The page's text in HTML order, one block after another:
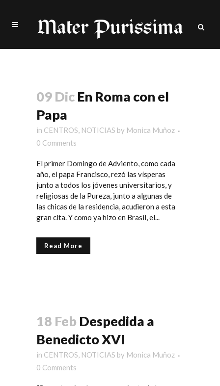
09 Dic En Roma con el
Papa
in CENTROS, NOTICIAS by Monica Muñoz
0 Comments
El primer Domingo de Adviento, como cada
año, el papa Francisco, rezó las vísperas
junto a todos los jóvenes universitarios, y
religiosas de la Pureza, junto a algunas de
las chicas de la residencia, acudieron a esta
gran cita. Y como ya hizo en Brasil, el...
Read More
18 Feb Despedida a
Benedicto XVI
in CENTROS, NOTICIAS by Monica Muñoz
0 Comments